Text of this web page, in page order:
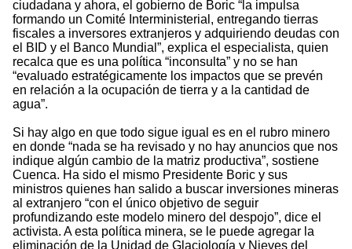
ciudadana y ahora, el gobierno de Boric “la impulsa
formando un Comité Interministerial, entregando tierras
fiscales a inversores extranjeros y adquiriendo deudas con
el BID y el Banco Mundial”, explica el especialista, quien
recalca que es una política “inconsulta” y no se han
“evaluado estratégicamente los impactos que se prevén
en relación a la ocupación de tierra y a la cantidad de
agua”.
Si hay algo en que todo sigue igual es en el rubro minero
en donde “nada se ha revisado y no hay anuncios que nos
indique algún cambio de la matriz productiva”, sostiene
Cuenca. Ha sido el mismo Presidente Boric y sus
ministros quienes han salido a buscar inversiones mineras
al extranjero “con el único objetivo de seguir
profundizando este modelo minero del despojo”, dice el
activista. A esta política minera, se le puede agregar la
eliminación de la Unidad de Glaciología y Nieves del